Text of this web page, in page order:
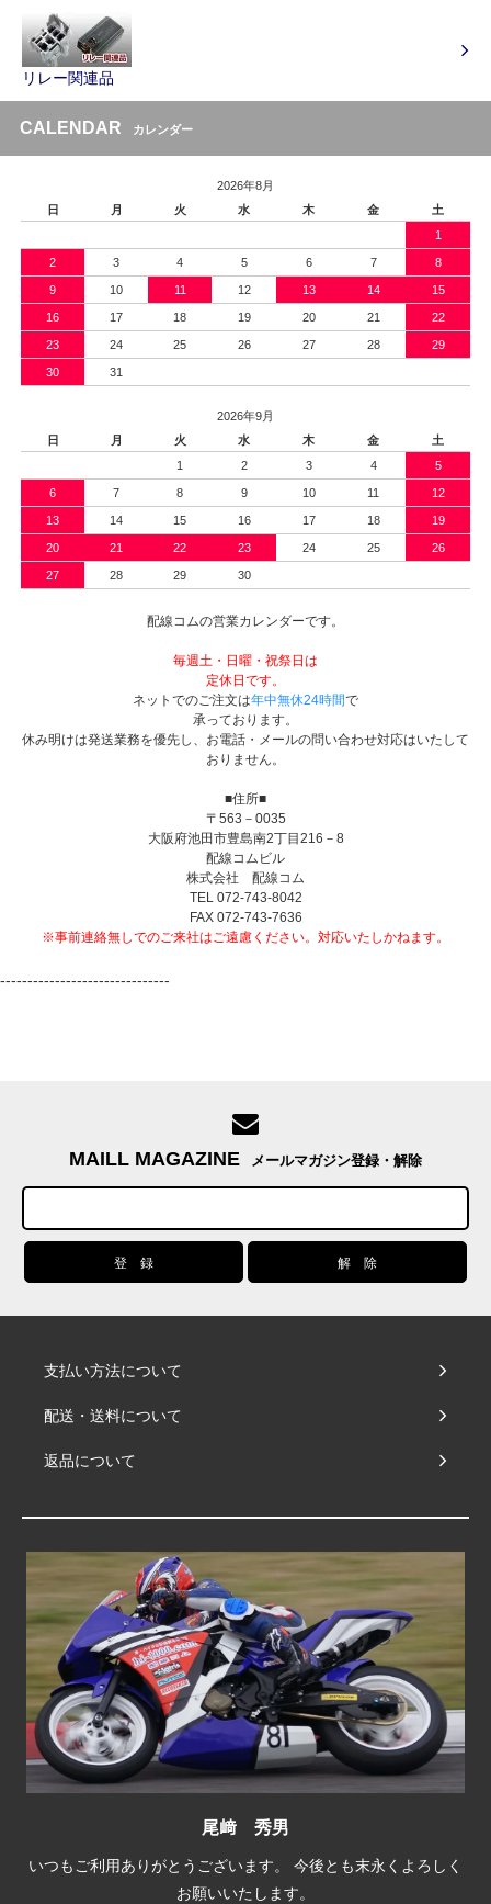
リレー関連品
CALENDAR カレンダー
2026年8月
日
月 火 水 木 金
土
1
2 3 4 5 6 7 8
9 10 11 12 13 14 15
16 17 18 19 20 21 22
23 24 25 26 27 28 29
30 31
2026年9月
日
月 火 水 木 金
土
1
2 3 4 5
6 7 8 9 10 11 12
13 14 15 16 17 18 19
20 21 22 23 24 25 26
27 28 29 30
配線コムの営業カレンダーです。
毎週土・日曜・祝祭日は
定休日です。
ネットでのご注文は年中無休24時間で
承っております。
休み明けは発送業務を優先し、お電話・メールの問い合わせ対応はいたして
おりません。
■住所■
〒563－0035
大阪府池田市豊島南2丁目216－8
配線コムビル
株式会社 配線コム
TEL 072-743-8042
FAX 072-743-7636
※事前連絡無しでのご来社はご遠慮ください。対応いたしかねます。
-------------------------------
MAILL MAGAZINE メールマガジン登録・解除
支払い方法について
配送・送料について
返品について
尾﨑 秀男
いつもご利用ありがとうございます。 今後とも末永くよろしく
お願いいたします。